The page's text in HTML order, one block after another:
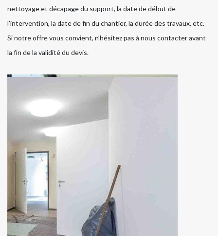
nettoyage et décapage du support, la date de début de
l’intervention, la date de fin du chantier, la durée des travaux, etc.
Si notre offre vous convient, n’hésitez pas à nous contacter avant
la fin de la validité du devis.